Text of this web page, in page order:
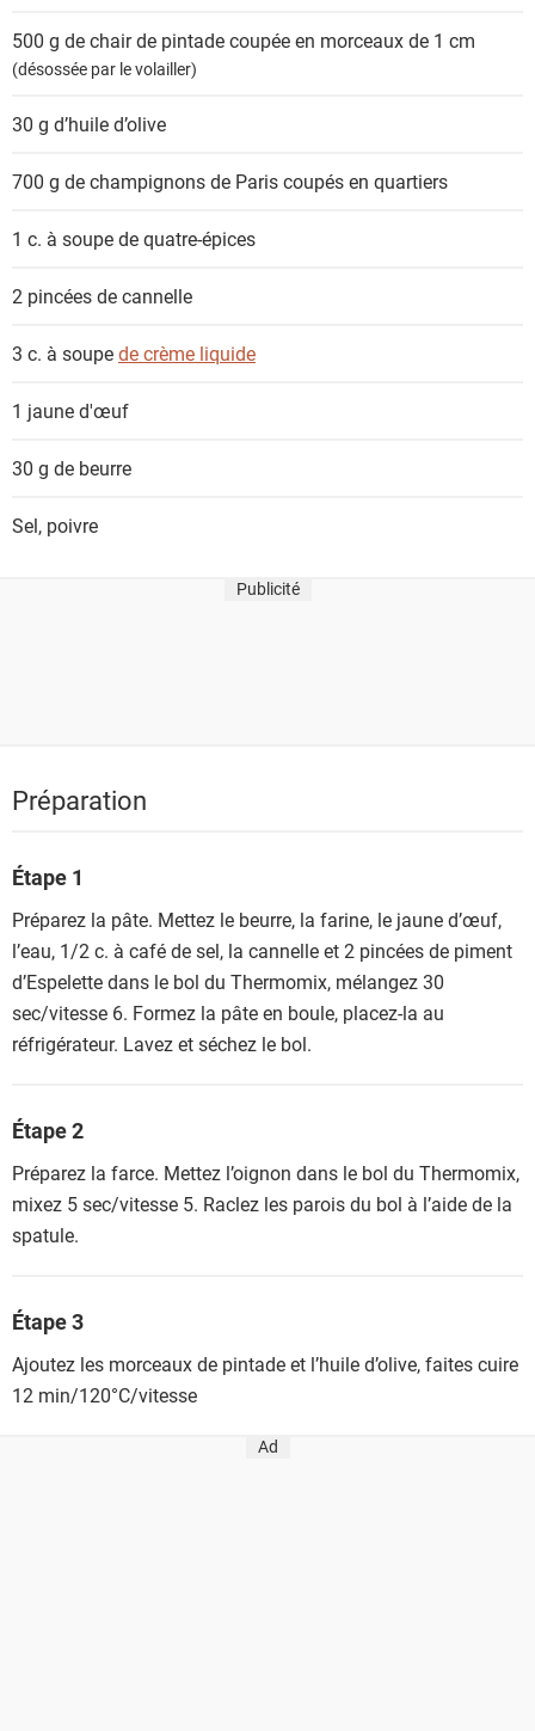
500 g de chair de pintade coupée en morceaux de 1 cm
(désossée par le volailler)
30 g d’huile d’olive
700 g de champignons de Paris coupés en quartiers
1 c. à soupede quatre-épices
2 pincées de cannelle
3 c. à soupede crème liquide
1 jaune d'œuf
30 g de beurre
Sel, poivre
Publicité
Préparation
Étape 1
Préparez la pâte. Mettez le beurre, la farine, le jaune d’œuf,
l’eau, 1/2 c. à café de sel, la cannelle et 2 pincées de piment
d’Espelette dans le bol du Thermomix, mélangez 30
sec/vitesse 6. Formez la pâte en boule, placez-la au
réfrigérateur. Lavez et séchez le bol.
Étape 2
Préparez la farce. Mettez l’oignon dans le bol du Thermomix,
mixez 5 sec/vitesse 5. Raclez les parois du bol à l’aide de la
spatule.
Étape 3
Ajoutez les morceaux de pintade et l’huile d’olive, faites cuire
12 min/120°C/vitesse
Ad